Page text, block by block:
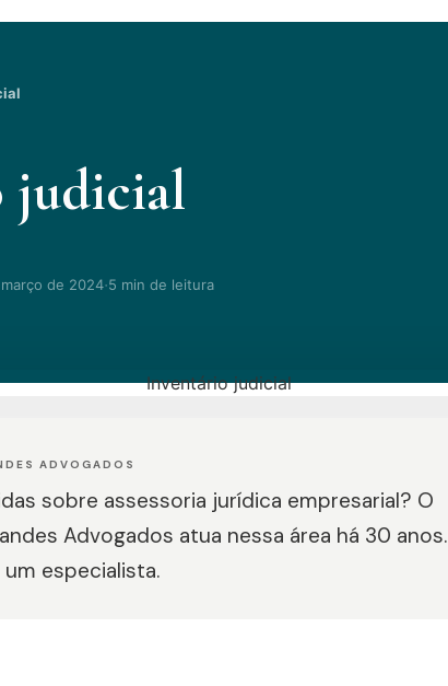
judicial
de 2024·5 min de leitura
ADVOGADOS
sobre assessoria jurídica empresarial? O
Advogados atua nessa área há 30 anos.
um especialista.